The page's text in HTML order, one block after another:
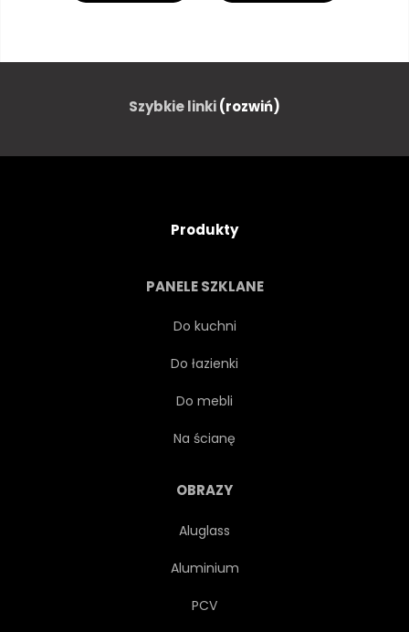
SKÓRZANY ELEKTRYCZNY
TŁO KONCERT
PIĘKNY
MUZYCZNY
Szybkie linki(rozwiń)
Produkty
PANELE SZKLANE
Do kuchni
Do łazienki
Do mebli
Na ścianę
OBRAZY
Aluglass
Aluminium
PCV